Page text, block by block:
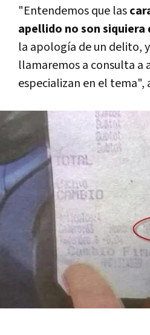
"Entendemos que las
apellido no son
la apología de un delito,
llamaremos a consulta a
especializan en el tema",